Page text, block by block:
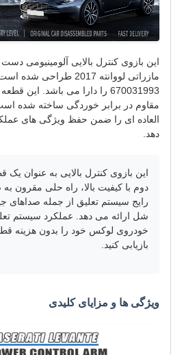
این بازوی کنترل بالایی آلومینیومی
مازراتی لووانته 2017
670031993 را دارا می باشد. این
مقاوم در برابر خوردگی ساخته شده
العاده ای را ضمن حفظ ویژگی های
دهد.
این بازوی کنترل بالایی به عنوان
دوم با کیفیت بالا، راه حلی مقرون
رایج سیستم تعلیق از جمله صداهای
شل ارائه می دهد. عملکرد سیستم
بازیابی کنید.
ویژگی ها و مزایای کلیدی